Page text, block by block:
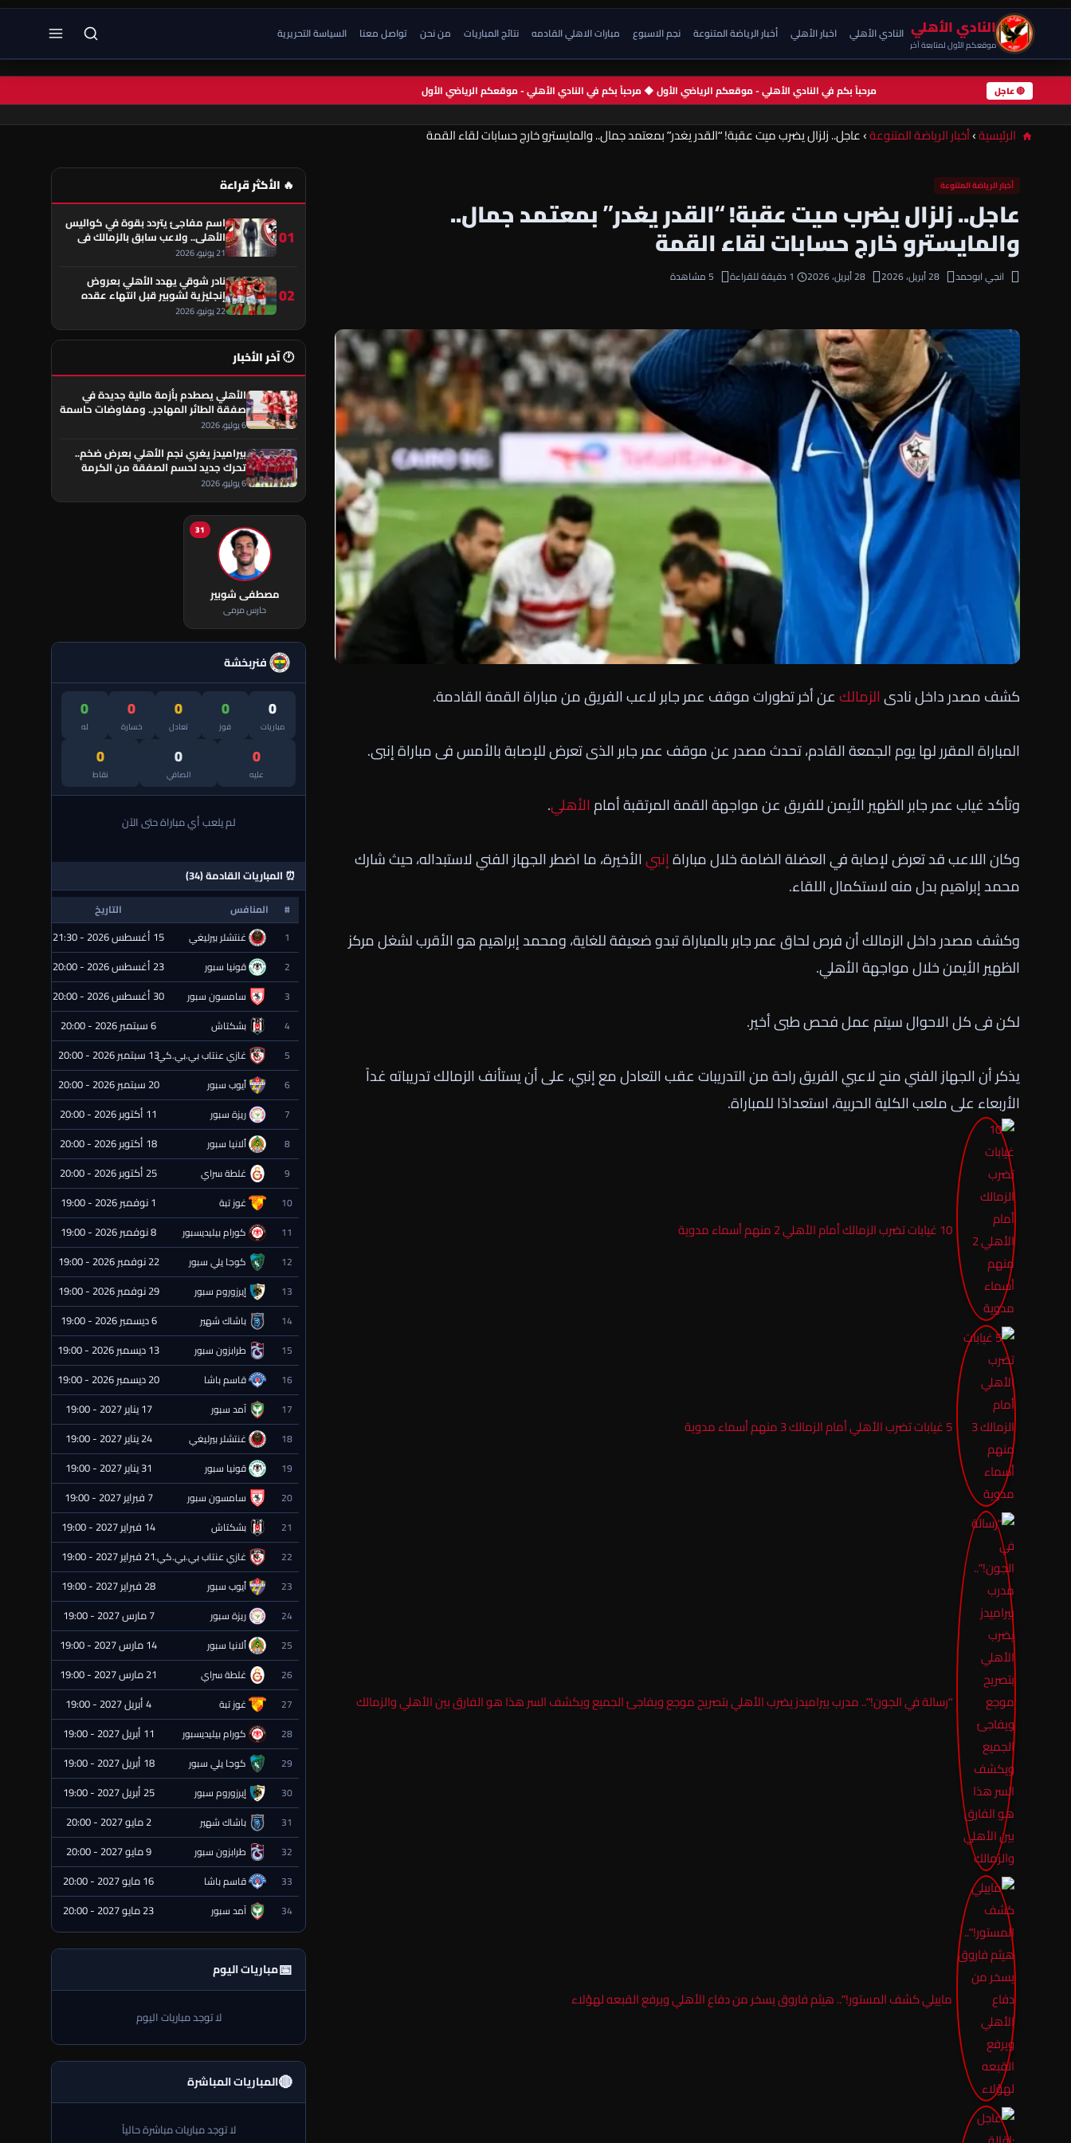
النادي الأهلي
موقعكم الأول لمتابعة آخر
النادي الأهلي اخبار الأهلي أخبار الرياضة المتنوعة نجم الاسبوع مبارات الاهلي القادمه نتائج المباريات من نحن تواصل معنا السياسة التحريرية
🔴 عاجل مرحباً بكم في النادي الأهلي - موقعكم الرياضي الأول ◆ مرحباً بكم في النادي الأهلي - موقعكم الرياضي الأول
الرئيسية›أخبار الرياضة المتنوعة›عاجل.. زلزال يضرب ميت عقبة! “القدر يغدر” بمعتمد جمال.. والمايسترو خارج حسابات لقاء القمة
أخبار الرياضة المتنوعة
عاجل.. زلزال يضرب ميت عقبة! “القدر يغدر” بمعتمد جمال..
والمايسترو خارج حسابات لقاء القمة
انجي ابوحمد 28 أبريل، 2026 28 أبريل، 2026 1 دقيقة للقراءة 5 مشاهدة
كشف مصدر داخل نادىالزمالكعن أخر تطورات موقف عمر جابر لاعب الفريق من مباراة القمة القادمة.
المباراة المقرر لها يوم الجمعة القادم، تحدث مصدر عن موقف عمر جابر الذى تعرض للإصابة بالأمس فى مباراة إنبى.
وتأكد غياب عمر جابر الظهير الأيمن للفريق عن مواجهة القمة المرتقبة أمامالأهلي.
وكان اللاعب قد تعرض لإصابة في العضلة الضامة خلال مباراةإنبيالأخيرة، ما اضطر الجهاز الفني لاستبداله، حيث شارك
محمد إبراهيم بدل منه لاستكمال اللقاء.
وكشف مصدر داخل الزمالك أن فرص لحاق عمر جابر بالمباراة تبدو ضعيفة للغاية، ومحمد إبراهيم هو الأقرب لشغل مركز
الظهير الأيمن خلال مواجهة الأهلي.
لكن فى كل الاحوال سيتم عمل فحص طبى أخير.
يذكر أن الجهاز الفني منح لاعبي الفريق راحة من التدريبات عقب التعادل مع إنبي، على أن يستأنف الزمالك تدريباته غداً
الأربعاء على ملعب الكلية الحربية، استعدادًا للمباراة.
10 غيابات تضرب الزمالك أمام الأهلي 2 منهم أسماء مدوية
5 غيابات تضرب الأهلي أمام الزمالك 3 منهم أسماء مدوية
“رسالة في الجون!”.. مدرب بيراميدز يضرب الأهلي بتصريح موجع ويفاجئ الجميع ويكشف السر هذا هو الفارق بين الأهلي والزمالك
ماييلي كشف المستور!”.. هيثم فاروق يسخر من دفاع الأهلي ويرفع القبعه لهؤلاء
🔥 الأكثر قراءة
01
اسم مفاجئ يتردد بقوة في كواليس
الأهلي.. ولاعب سابق بالزمالك في
قلب الحكاية!
21 يونيو، 2026
02
نادر شوقي يهدد الأهلي بعروض
إنجليزية لشوبير قبل انتهاء عقده
22 يونيو، 2026
🕐 آخر الأخبار
الأهلي يصطدم بأزمة مالية جديدة في
صفقة الطائر المهاجر.. ومفاوضات حاسمة
تقترب من الحسم
6 يوليو، 2026
بيراميدز يغري نجم الأهلي بعرض ضخم..
تحرك جديد لحسم الصفقة من الكرمة
العراقي
6 يوليو، 2026
31
مصطفى شوبير
حارس مرمى
فنربخشة
0
مباريات
0
فوز
0
تعادل
0
خسارة
0
له
0
عليه
0
الصافي
0
نقاط
لم يلعب أي مباراة حتى الآن
⏰ المباريات القادمة (34)
# المنافس التاريخ
1
غنتشلر بيرليغي 15 أغسطس 2026 - 21:30
2 قونيا سبور 23 أغسطس 2026 - 20:00
3 سامسون سبور 30 أغسطس 2026 - 20:00
4 بشكتاش 6 سبتمبر 2026 - 20:00
5 غازي عنتاب بي.بي.كي.13 سبتمبر 2026 - 20:00
6 أيوب سبور 20 سبتمبر 2026 - 20:00
7 ريزة سبور 11 أكتوبر 2026 - 20:00
8 ألانيا سبور 18 أكتوبر 2026 - 20:00
9 غلطة سراي 25 أكتوبر 2026 - 20:00
10 غوز تبة 1 نوفمبر 2026 - 19:00
11 كورام بيليديسبور 8 نوفمبر 2026 - 19:00
12 كوجا يلي سبور 22 نوفمبر 2026 - 19:00
13 إيرزوروم سبور 29 نوفمبر 2026 - 19:00
14 باشاك شهير 6 ديسمبر 2026 - 19:00
15 طرابزون سبور 13 ديسمبر 2026 - 19:00
16 قاسم باشا 20 ديسمبر 2026 - 19:00
17 آمد سبور 17 يناير 2027 - 19:00
18 غنتشلر بيرليغي 24 يناير 2027 - 19:00
19 قونيا سبور 31 يناير 2027 - 19:00
20 سامسون سبور 7 فبراير 2027 - 19:00
21 بشكتاش 14 فبراير 2027 - 19:00
22 غازي عنتاب بي.بي.كي.21 فبراير 2027 - 19:00
23 أيوب سبور 28 فبراير 2027 - 19:00
24 ريزة سبور 7 مارس 2027 - 19:00
25 ألانيا سبور 14 مارس 2027 - 19:00
26 غلطة سراي 21 مارس 2027 - 19:00
27 غوز تبة 4 أبريل 2027 - 19:00
28 كورام بيليديسبور 11 أبريل 2027 - 19:00
29 كوجا يلي سبور 18 أبريل 2027 - 19:00
30 إيرزوروم سبور 25 أبريل 2027 - 19:00
31 باشاك شهير 2 مايو 2027 - 20:00
32 طرابزون سبور 9 مايو 2027 - 20:00
33 قاسم باشا 16 مايو 2027 - 20:00
34 آمد سبور 23 مايو 2027 - 20:00
📅مباريات اليوم
لا توجد مباريات اليوم
🔴المباريات المباشرة
لا توجد مباريات مباشرة حالياً